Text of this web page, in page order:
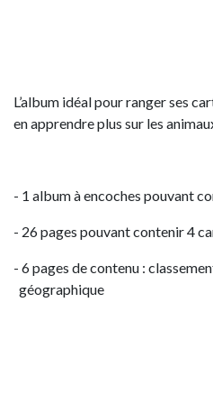
L’album idéal pour ranger ses
en apprendre plus sur les
- 1 album à encoches pouvant
- 26 pages pouvant contenir 4
- 6 pages de contenu :
géographique